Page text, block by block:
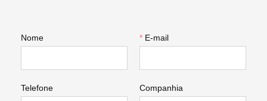
Nome * E-mail
Telefone Companhia